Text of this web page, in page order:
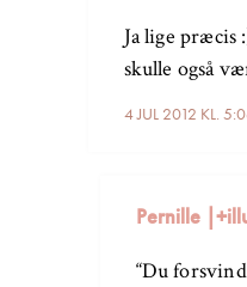
4 JUL 2012 KL.
Ja lige præcis
skulle også
Pernille
“Du